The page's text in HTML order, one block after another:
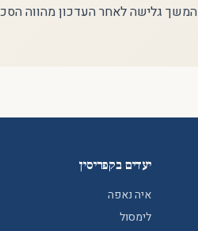
המשך גלישה לאחר העדכון מהווה
יעדים בקפריסין
איה נאפה
לימסול